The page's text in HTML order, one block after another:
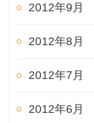
2012年9月
2012年8月
2012年7月
2012年6月